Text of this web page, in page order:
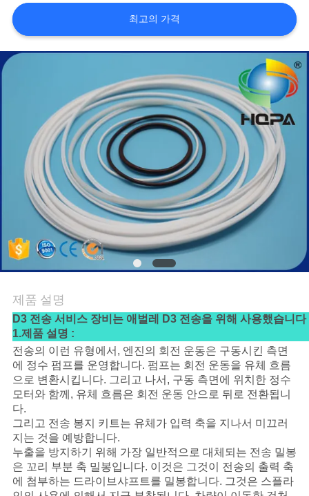
품
질
맵
PRIVACY
POLICY
최고의 가격
제품 설명
D3 전송 서비스 장비는 애벌레 D3 전송을 위해 사용했습니다
1.제품 설명 :
전송의 이런 유형에서, 엔진의 회전 운동은 구동시킨 측면
에 정수 펌프를 운영합니다. 펌프는 회전 운동을 유체 흐름
으로 변환시킵니다. 그리고 나서, 구동 측면에 위치한 정수
모터와 함께, 유체 흐름은 회전 운동 안으로 뒤로 전환됩니
다.
그리고 전송 봉지 키트는 유체가 입력 축을 지나서 미끄러
지는 것을 예방합니다.
누출을 방지하기 위해 가장 일반적으로 대체되는 전송 밀봉
은 꼬리 부분 축 밀봉입니다. 이것은 그것이 전송의 출력 축
에 첨부하는 드라이브샤프트를 밀봉합니다. 그것은 스플라